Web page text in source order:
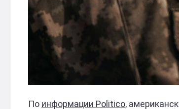
По информации Politico,